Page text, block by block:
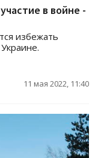
в войне -
избежать
11 мая 2022, 11:40